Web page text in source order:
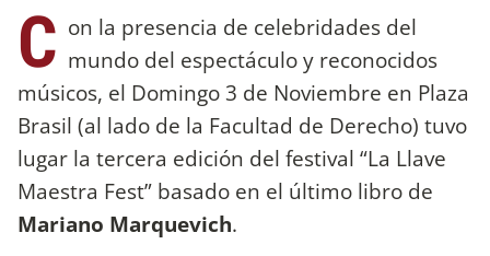
C on la presencia de celebridades del
mundo del espectáculo y reconocidos
músicos, el Domingo 3 de Noviembre en Plaza
Brasil (al lado de la Facultad de Derecho) tuvo
lugar la tercera edición del festival “La Llave
Maestra Fest” basado en el último libro de
Mariano Marquevich.